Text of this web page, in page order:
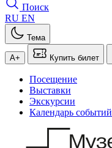
Поиск
RU EN
Тема
A+ Купить билет
Посещение
Выставки
Экскурсии
Календарь событий